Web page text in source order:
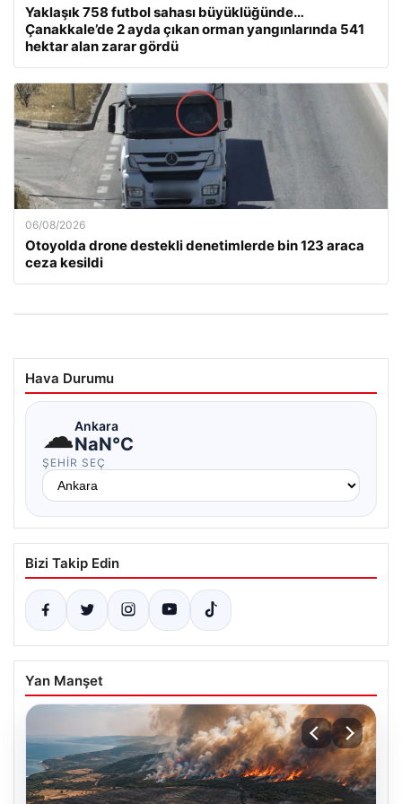
Yaklaşık 758 futbol sahası büyüklüğünde…
Çanakkale’de 2 ayda çıkan orman yangınlarında 541
hektar alan zarar gördü
06/08/2026
Otoyolda drone destekli denetimlerde bin 123 araca
ceza kesildi
Hava Durumu
☁Ankara
NaN°C
ŞEHIR SEÇ
Bizi Takip Edin
Yan Manşet